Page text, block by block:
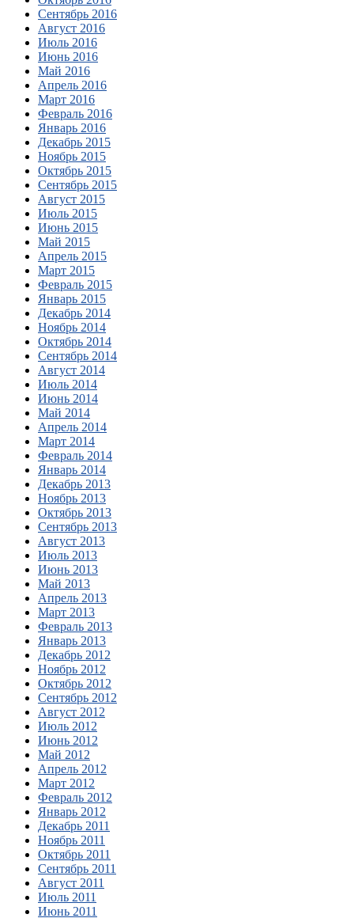
Сентябрь 2016
Август 2016
Июль 2016
Июнь 2016
Май 2016
Апрель 2016
Март 2016
Февраль 2016
Январь 2016
Декабрь 2015
Ноябрь 2015
Октябрь 2015
Сентябрь 2015
Август 2015
Июль 2015
Июнь 2015
Май 2015
Апрель 2015
Март 2015
Февраль 2015
Январь 2015
Декабрь 2014
Ноябрь 2014
Октябрь 2014
Сентябрь 2014
Август 2014
Июль 2014
Июнь 2014
Май 2014
Апрель 2014
Март 2014
Февраль 2014
Январь 2014
Декабрь 2013
Ноябрь 2013
Октябрь 2013
Сентябрь 2013
Август 2013
Июль 2013
Июнь 2013
Май 2013
Апрель 2013
Март 2013
Февраль 2013
Январь 2013
Декабрь 2012
Ноябрь 2012
Октябрь 2012
Сентябрь 2012
Август 2012
Июль 2012
Июнь 2012
Май 2012
Апрель 2012
Март 2012
Февраль 2012
Январь 2012
Декабрь 2011
Ноябрь 2011
Октябрь 2011
Сентябрь 2011
Август 2011
Июль 2011
Июнь 2011